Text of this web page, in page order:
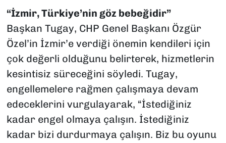
“İzmir, Türkiye’nin göz bebeğidir”
Başkan Tugay, CHP Genel Başkanı Özgür
Özel’in İzmir’e verdiği önemin kendileri için
çok değerli olduğunu belirterek, hizmetlerin
kesintisiz süreceğini söyledi. Tugay,
engellemelere rağmen çalışmaya devam
edeceklerini vurgulayarak, “İstediğiniz
kadar engel olmaya çalışın. İstediğiniz
kadar bizi durdurmaya çalışın. Biz bu oyunu